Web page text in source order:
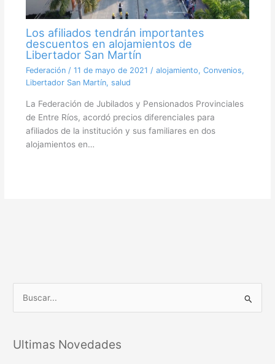
Los afiliados tendrán importantes
descuentos en alojamientos de
Libertador San Martín
Federación/ 11 de mayo de 2021 / alojamiento, Convenios,
Libertador San Martín, salud
La Federación de Jubilados y Pensionados Provinciales
de Entre Ríos, acordó precios diferenciales para
afiliados de la institución y sus familiares en dos
alojamientos en…
c
Ultimas Novedades